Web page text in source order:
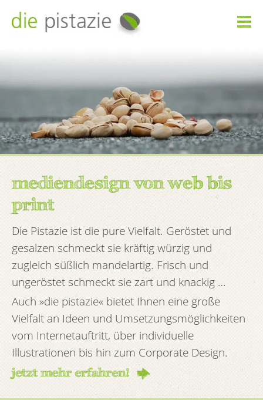

mediendesign von web bis
print
Die Pistazie ist die pure Vielfalt. Geröstet und
gesalzen schmeckt sie kräftig würzig und
zugleich süßlich mandelartig. Frisch und
ungeröstet schmeckt sie zart und knackig …
Auch »die pistazie« bietet Ihnen eine große
Vielfalt an Ideen und Umsetzungsmöglichkeiten
vom Internetauftritt, über individuelle
Illustrationen bis hin zum Corporate Design.
jetzt mehr erfahren!